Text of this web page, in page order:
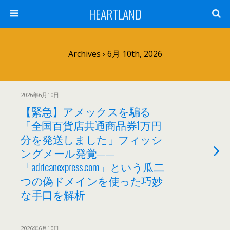
HEARTLAND
Archives › 6月 10th, 2026
2026年6月10日
【緊急】アメックスを騙る
「全国百貨店共通商品券1万円
分を発送しました」フィッシ
ングメール発覚——
「adricanexpress.com」という瓜二
つの偽ドメインを使った巧妙
な手口を解析
2026年6月10日